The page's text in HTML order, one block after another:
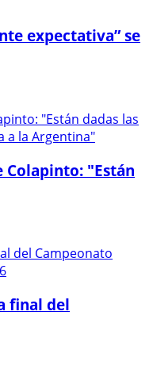
expectativa” se
"Están
final del